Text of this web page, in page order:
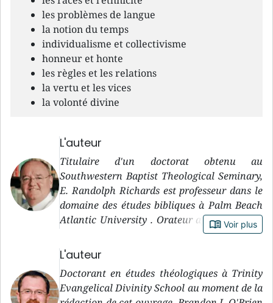
les problèmes de langue
la notion du temps
individualisme et collectivisme
honneur et honte
les règles et les relations
la vertu et les vices
la volonté divine
L'auteur
Titulaire d'un doctorat obtenu au
Southwestern Baptist Theological Seminary,
E. Randolph Richards est professeur dans le
domaine des études bibliques à Palm Beach
Atlantic University . Orateur apprécié, il est
en outre l’auteur (ou le coauteur) de
plusieurs livres et articles. Il a également
Indonésie.
book_open Voir plus
L'auteur
Doctorant en études théologiques à Trinity
Evangelical Divinity School au moment de la